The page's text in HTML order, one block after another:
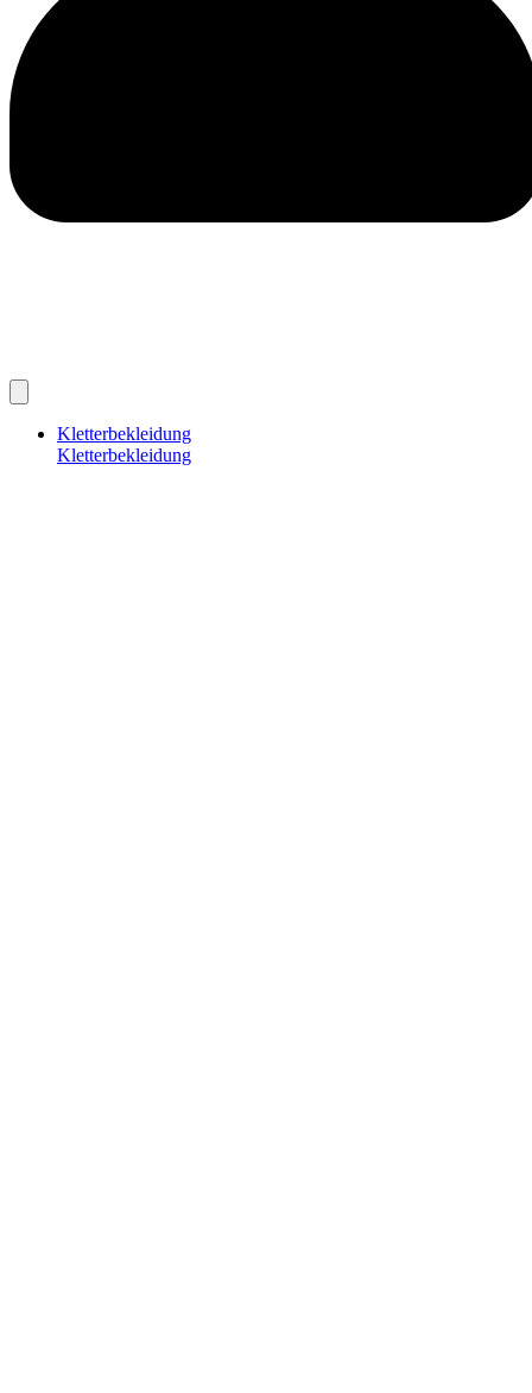
Kletterbekleidung
Kletterbekleidung